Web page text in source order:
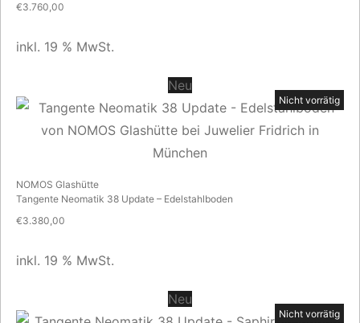
€3.760,00
inkl. 19 % MwSt.
Neu
Nicht vorrätig
NOMOS Glashütte
Tangente Neomatik 38 Update – Edelstahlboden
€3.380,00
inkl. 19 % MwSt.
Neu
Nicht vorrätig